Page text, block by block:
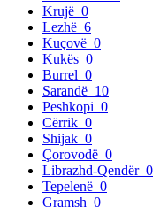
Krujë 0
Lezhë 6
Kuçovë 0
Kukës 0
Burrel 0
Sarandë 10
Peshkopi 0
Cërrik 0
Shijak 0
Çorovodë 0
Librazhd-Qendër 0
Tepelenë 0
Gramsh 0